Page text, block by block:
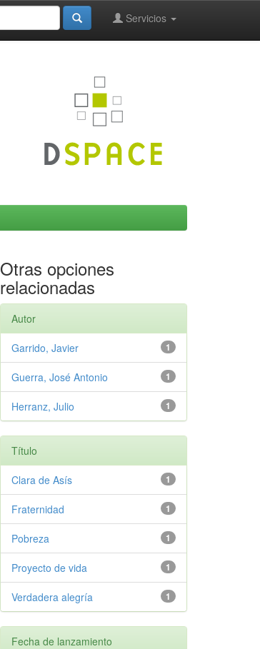
Servicios
Otras opciones
relacionadas
Autor
1
Garrido, Javier
1
Guerra, José Antonio
1
Herranz, Julio
Título
1
Clara de Asís
1
Fraternidad
1
Pobreza
1
Proyecto de vida
1
Verdadera alegría
Fecha de lanzamiento